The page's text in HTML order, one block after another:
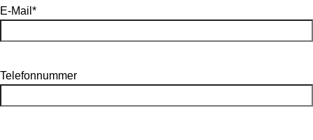
E-Mail*
Telefonnummer